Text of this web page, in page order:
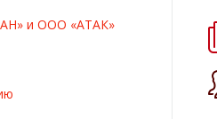
и ООО «АТАК»